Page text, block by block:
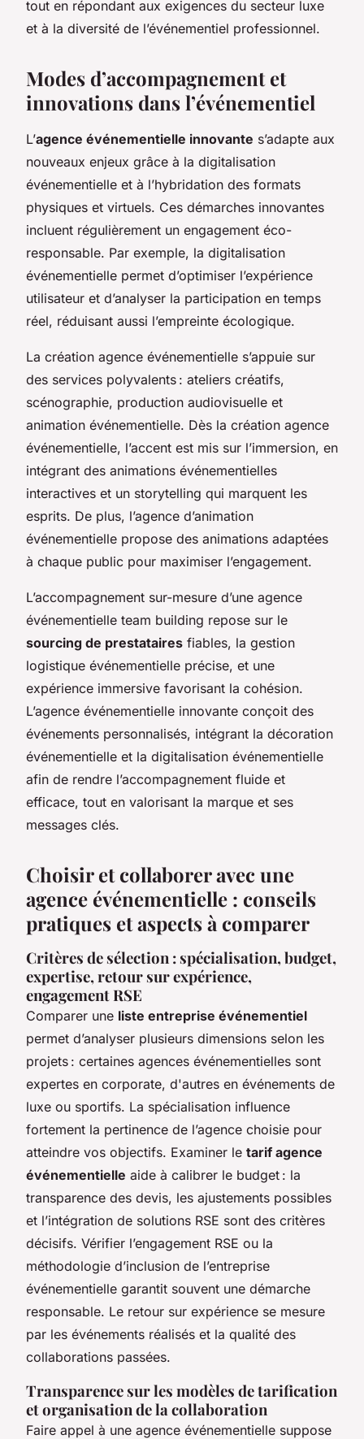
tout en répondant aux exigences du secteur luxe
et à la diversité de l’événementiel professionnel.
Modes d’accompagnement et
innovations dans l’événementiel
L’agence événementielle innovante s’adapte aux
nouveaux enjeux grâce à la digitalisation
événementielle et à l’hybridation des formats
physiques et virtuels. Ces démarches innovantes
incluent régulièrement un engagement éco-
responsable. Par exemple, la digitalisation
événementielle permet d’optimiser l’expérience
utilisateur et d’analyser la participation en temps
réel, réduisant aussi l’empreinte écologique.
La création agence événementielle s’appuie sur
des services polyvalents : ateliers créatifs,
scénographie, production audiovisuelle et
animation événementielle. Dès la création agence
événementielle, l’accent est mis sur l’immersion, en
intégrant des animations événementielles
interactives et un storytelling qui marquent les
esprits. De plus, l’agence d’animation
événementielle propose des animations adaptées
à chaque public pour maximiser l’engagement.
L’accompagnement sur-mesure d’une agence
événementielle team building repose sur le
sourcing de prestataires fiables, la gestion
logistique événementielle précise, et une
expérience immersive favorisant la cohésion.
L’agence événementielle innovante conçoit des
événements personnalisés, intégrant la décoration
événementielle et la digitalisation événementielle
afin de rendre l’accompagnement fluide et
efficace, tout en valorisant la marque et ses
messages clés.
Choisir et collaborer avec une
agence événementielle : conseils
pratiques et aspects à comparer
Critères de sélection : spécialisation, budget,
expertise, retour sur expérience,
engagement RSE
Comparer une liste entreprise événementiel
permet d’analyser plusieurs dimensions selon les
projets : certaines agences événementielles sont
expertes en corporate, d'autres en événements de
luxe ou sportifs. La spécialisation influence
fortement la pertinence de l’agence choisie pour
atteindre vos objectifs. Examiner le tarif agence
événementielle aide à calibrer le budget : la
transparence des devis, les ajustements possibles
et l’intégration de solutions RSE sont des critères
décisifs. Vérifier l’engagement RSE ou la
méthodologie d’inclusion de l’entreprise
événementielle garantit souvent une démarche
responsable. Le retour sur expérience se mesure
par les événements réalisés et la qualité des
collaborations passées.
Transparence sur les modèles de tarification
et organisation de la collaboration
Faire appel à une agence événementielle suppose